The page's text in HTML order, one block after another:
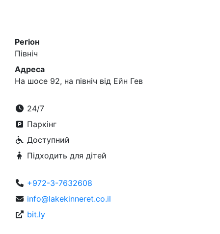
Регіон
Північ
Адреса
На шосе 92, на північ від Ейн Гев
24/7
Паркінг
Доступний
Підходить для дітей
+972-3-7632608
info@lakekinneret.co.il
bit.ly